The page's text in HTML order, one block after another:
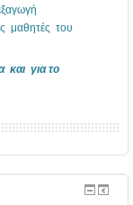
μαθητές του
και για το